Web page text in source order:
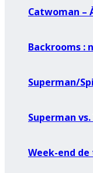
Catwoman –
Backrooms :
Superman/
Superman
Week-end